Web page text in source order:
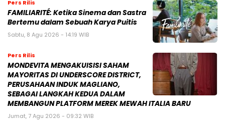
Pers Rilis
FAMILIARITÉ: Ketika Sinema dan Sastra
Bertemu dalam Sebuah Karya Puitis
Sabtu, 8 Agu 2026 - 14:19 WIB
Pers Rilis
MONDEVITA MENGAKUISISI SAHAM
MAYORITAS DI UNDERSCORE DISTRICT,
PERUSAHAAN INDUK MAGLIANO,
SEBAGAI LANGKAH KEDUA DALAM
MEMBANGUN PLATFORM MEREK MEWAH ITALIA BARU
Jumat, 7 Agu 2026 - 09:32 WIB